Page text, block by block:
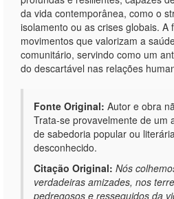
da vida contemporânea, como o
isolamento ou as crises globais. A
movimentos que valorizam a
comunitário, servindo como um
do descartável nas relações
Fonte Original: Autor e obra
Trata-se provavelmente de um
de sabedoria popular ou
desconhecido.
Citação Original: Nós
verdadeiras amizades, nos
pedregosos e ressequidos da